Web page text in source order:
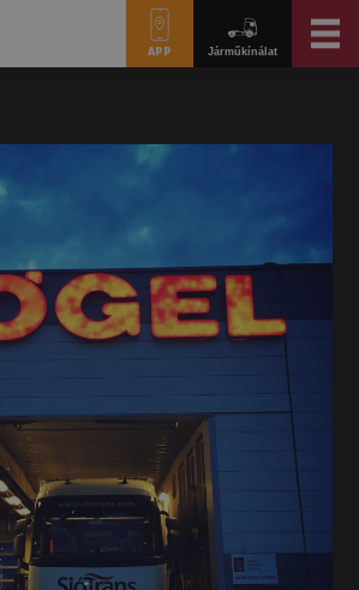
APP Járműkínálat